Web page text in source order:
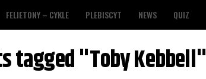
FELIETONY – CYKLE PLEBISCYT NEWS QUIZ
tagged "Toby Kebbell"